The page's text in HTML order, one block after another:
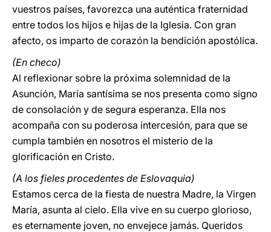
vuestros países, favorezca una auténtica fraternidad
entre todos los hijos e hijas de la Iglesia. Con gran
afecto, os imparto de corazón la bendición apostólica.
(En checo)
Al reflexionar sobre la próxima solemnidad de la
Asunción, María santísima se nos presenta como signo
de consolación y de segura esperanza. Ella nos
acompaña con su poderosa intercesión, para que se
cumpla también en nosotros el misterio de la
glorificación en Cristo.
(A los fieles procedentes de Eslovaquia)
Estamos cerca de la fiesta de nuestra Madre, la Virgen
María, asunta al cielo. Ella vive en su cuerpo glorioso,
es eternamente joven, no envejece jamás. Queridos